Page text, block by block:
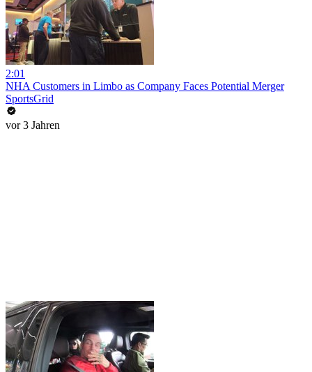
2:01
NHA Customers in Limbo as Company Faces Potential Merger
SportsGrid
vor 3 Jahren